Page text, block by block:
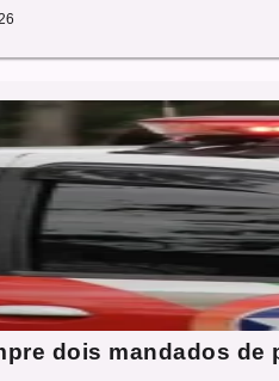
dois mandados de